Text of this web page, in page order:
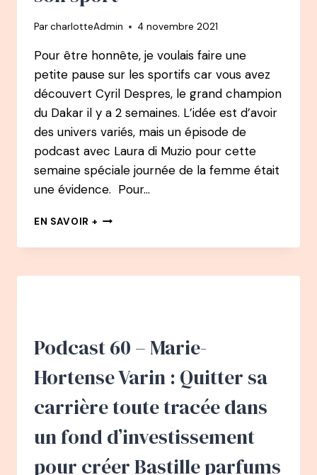
ParcharlotteAdmin 4 novembre 2021
Pour être honnête, je voulais faire une
petite pause sur les sportifs car vous avez
découvert Cyril Despres, le grand champion
du Dakar il y a 2 semaines. L’idée est d’avoir
des univers variés, mais un épisode de
podcast avec Laura di Muzio pour cette
semaine spéciale journée de la femme était
une évidence. Pour…
EN SAVOIR + REDIFFUSION
PODCAST
LAURA
DE
DE
À
ANS
ELLE
CRÉE
Podcast 60 – Marie-
Hortense Varin : Quitter sa
carrière toute tracée dans
un fond d’investissement
pour créer Bastille parfums